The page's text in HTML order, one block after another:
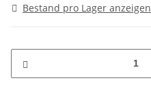
Bestand pro Lager anzeigen